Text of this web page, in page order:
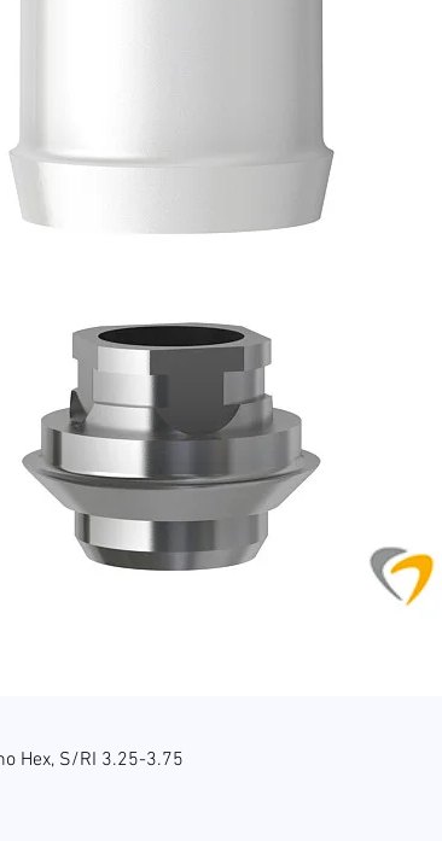
Hurtigvisning
Hex, S/RI 3.25-3.75